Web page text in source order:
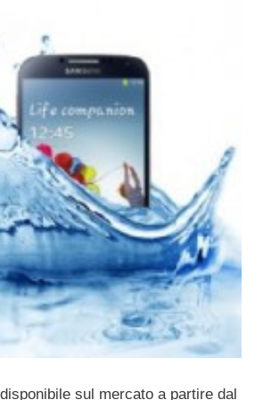
sul mercato a partire dal